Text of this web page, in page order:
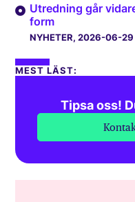
Utredning går
form
NYHETER, 2026-06-29
MEST LÄST:
Tipsa oss!